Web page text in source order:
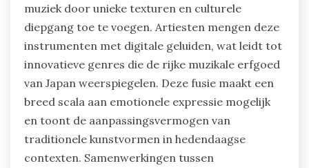
muziek door unieke texturen en culturele
diepgang toe te voegen. Artiesten mengen deze
instrumenten met digitale geluiden, wat leidt tot
innovatieve genres die de rijke muzikale erfgoed
van Japan weerspiegelen. Deze fusie maakt een
breed scala aan emotionele expressie mogelijk
en toont de aanpassingsvermogen van
traditionele kunstvormen in hedendaagse
contexten. Samenwerkingen tussen